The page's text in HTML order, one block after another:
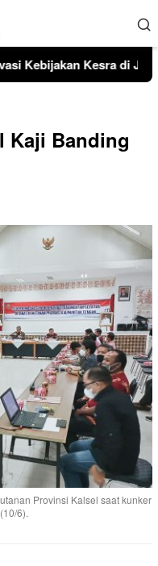
Kawal Proyek Air
Kaji Banding
Provinsi Kalsel saat kunker
6).